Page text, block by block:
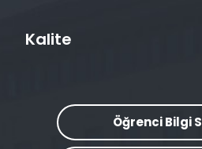
Kalite
Öğrenci Bilgi